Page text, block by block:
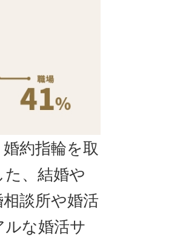
約指輪を取
、結婚や
談所や婚活
な婚活サ